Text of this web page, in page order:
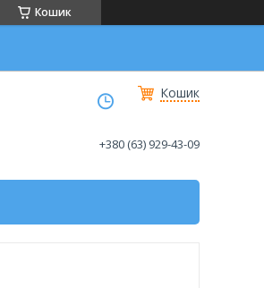
Кошик
Кошик
+380 (63) 929-43-09